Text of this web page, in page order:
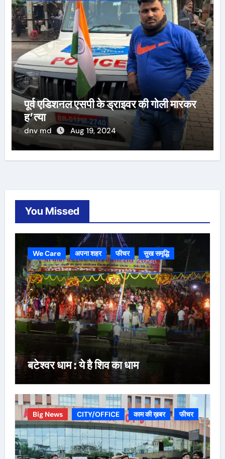
पूर्व एडिशनल एसपी के ड्राइवर की गोली मारकर
ह’त्या
dnv md Aug 19, 2024
You Missed
We Care अपना शहर फीचर सुख समृद्धि
बटेश्वर धाम : ये है शिव का धाम
Big News CITY/OFFICE काम की ख़बर फीचर